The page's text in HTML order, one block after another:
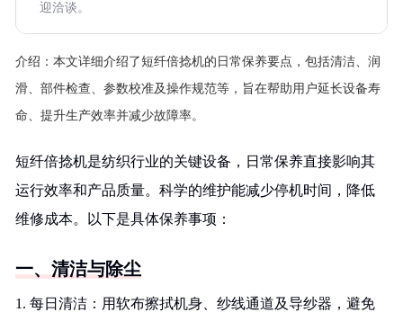
迎洽谈。
介绍： 本文详细介绍了短纤倍捻机的日常保养要点，包括清洁、润
滑、部件检查、参数校准及操作规范等，旨在帮助用户延长设备寿
命、提升生产效率并减少故障率。
短纤倍捻机是纺织行业的关键设备，日常保养直接影响其
运行效率和产品质量。科学的维护能减少停机时间，降低
维修成本。以下是具体保养事项：
一、清洁与除尘
1. 每日清洁：用软布擦拭机身、纱线通道及导纱器，避免